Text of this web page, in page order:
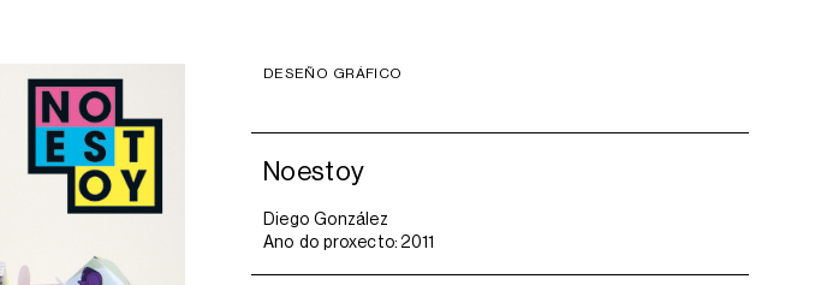
DESEÑO GRÁFICO
Noestoy
Diego González
Ano do proxecto: 2011